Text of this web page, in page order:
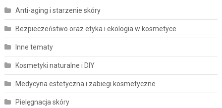
Anti-aging i starzenie skóry
Bezpieczeństwo oraz etyka i ekologia w kosmetyce
Inne tematy
Kosmetyki naturalne i DIY
Medycyna estetyczna i zabiegi kosmetyczne
Pielęgnacja skóry